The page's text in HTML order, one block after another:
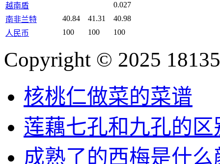
越南盾
0.027
南非兰特
40.84 41.31
40.98
人民币
100 100 100
Copyright © 2025
核桃仁做菜的菜谱
莲藕七孔和九孔的区
成熟了的西梅是什么